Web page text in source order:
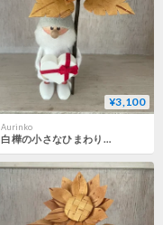
¥3,100
Aurinko